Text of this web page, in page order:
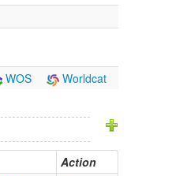
WOS Worldcat
Action